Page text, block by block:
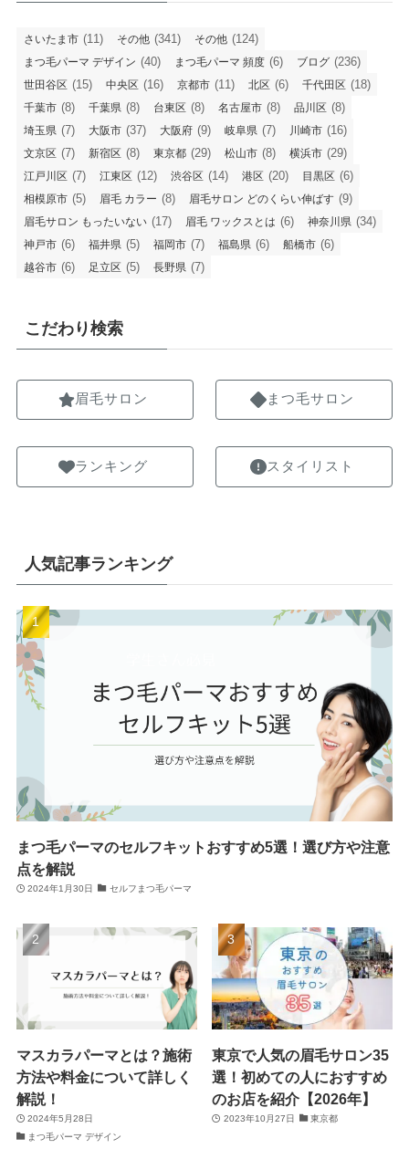
さいたま市 (11) その他 (341) その他 (124)
まつ毛パーマ デザイン (40) まつ毛パーマ 頻度 (6) ブログ (236)
世田谷区 (15) 中央区 (16) 京都市 (11) 北区 (6) 千代田区 (18)
千葉市 (8) 千葉県 (8) 台東区 (8) 名古屋市 (8) 品川区 (8)
埼玉県 (7) 大阪市 (37) 大阪府 (9) 岐阜県 (7) 川崎市 (16)
文京区 (7) 新宿区 (8) 東京都 (29) 松山市 (8) 横浜市 (29)
江戸川区 (7) 江東区 (12) 渋谷区 (14) 港区 (20) 目黒区 (6)
相模原市 (5) 眉毛 カラー (8) 眉毛サロン どのくらい伸ばす (9)
眉毛サロン もったいない (17) 眉毛 ワックスとは (6) 神奈川県 (34)
神戸市 (6) 福井県 (5) 福岡市 (7) 福島県 (6) 船橋市 (6)
越谷市 (6) 足立区 (5) 長野県 (7)
こだわり検索
眉毛サロン
ランキング
まつ毛サロン
スタイリスト
人気記事ランキング
まつ毛パーマのセルフキットおすすめ5選！選び方や注意
点を解説
2024年1月30日 セルフまつ毛パーマ
マスカラパーマとは？施術
方法や料金について詳しく
解説！
2024年5月28日
まつ毛パーマ デザイン
東京で人気の眉毛サロン35
選！初めての人におすすめ
のお店を紹介【2026年】
2023年10月27日 東京都